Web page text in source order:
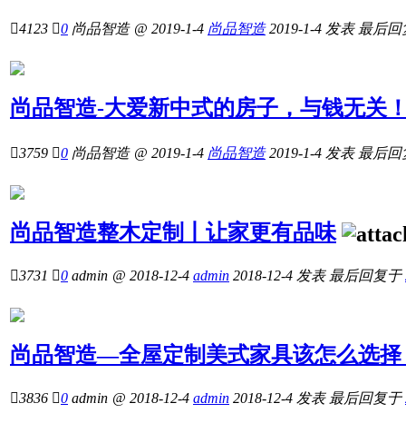
4123 0 尚品智造 @ 2019-1-4 尚品智造 2019-1-4 发表 最后
尚品智造-大爱新中式的房子，与钱无关
3759 0 尚品智造 @ 2019-1-4 尚品智造 2019-1-4 发表 最后
尚品智造整木定制丨让家更有品味
3731 0 admin @ 2018-12-4 admin 2018-12-4 发表 最后回复于
尚品智造—全屋定制美式家具该怎么选择
3836 0 admin @ 2018-12-4 admin 2018-12-4 发表 最后回复于